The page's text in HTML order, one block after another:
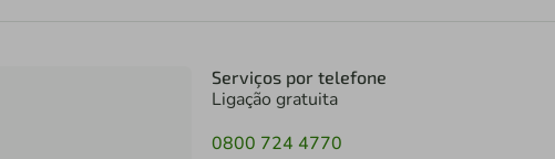
Serviços por telefone
Ligação gratuita
0800 724 4770